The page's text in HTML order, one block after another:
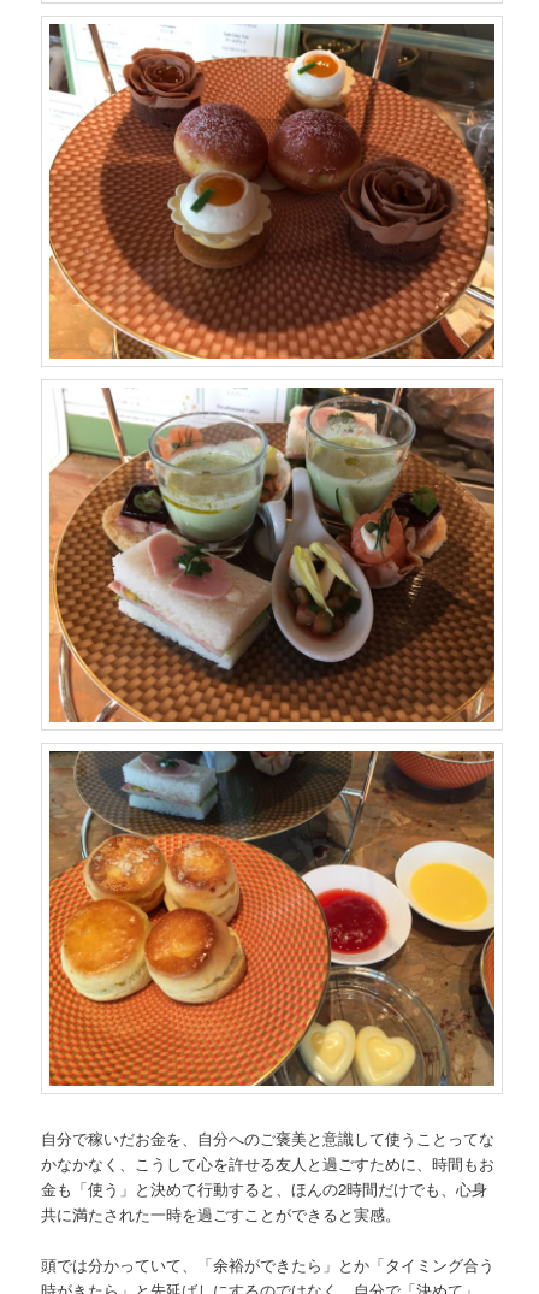
自分で稼いだお金を、自分へのご褒美と意識して使うことってな
かなかなく、こうして心を許せる友人と過ごすために、時間もお
金も「使う」と決めて行動すると、ほんの2時間だけでも、心身
共に満たされた一時を過ごすことができると実感。
頭では分かっていて、「余裕ができたら」とか「タイミング合う